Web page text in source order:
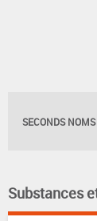
SECONDS
Substances